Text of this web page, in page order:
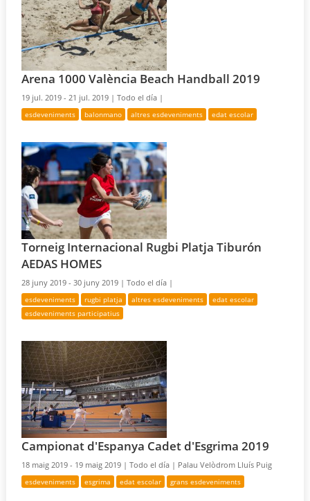
Arena 1000 València Beach Handball 2019
19 jul. 2019 - 21 jul. 2019 |Todo el día |
esdeveniments balonmano altres esdeveniments edat escolar
Torneig Internacional Rugbi Platja Tiburón
AEDAS HOMES
28 juny 2019 - 30 juny 2019 |Todo el día |
esdeveniments rugbi platja altres esdeveniments
edat escolar
esdeveniments participatius
Campionat d'Espanya Cadet d'Esgrima 2019
18 maig 2019 - 19 maig 2019 |Todo el día | Palau Velòdrom Lluís Puig
esdeveniments esgrima edat escolar grans esdeveniments